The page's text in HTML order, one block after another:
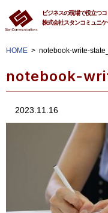
ビジネスの現場で役立つ
株式会社スタンコミュニ
HOME notebook-write-
notebook-
2023.11.16